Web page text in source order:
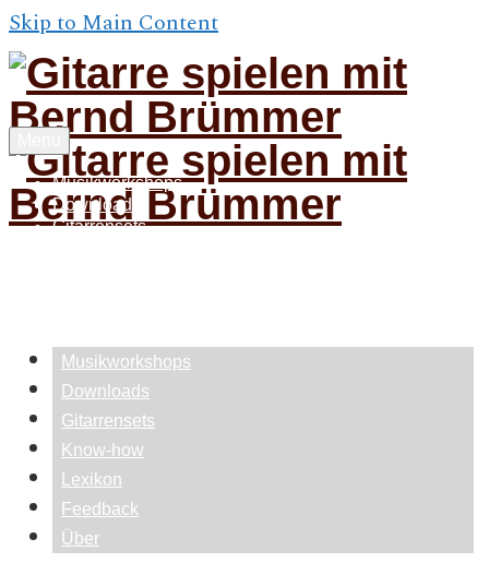
Skip to Main Content
Musikworkshops
Downloads
Gitarrensets
Musikworkshops
Downloads
Gitarrensets
Know-how
Lexikon
Feedback
Über